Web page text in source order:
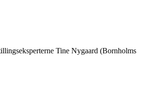
Tine Nygaard (Bornholms